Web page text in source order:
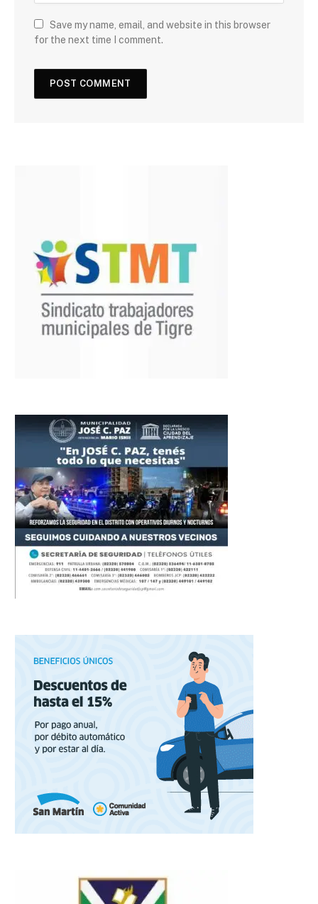
Save my name, email, and website in this browser
for the next time I comment.